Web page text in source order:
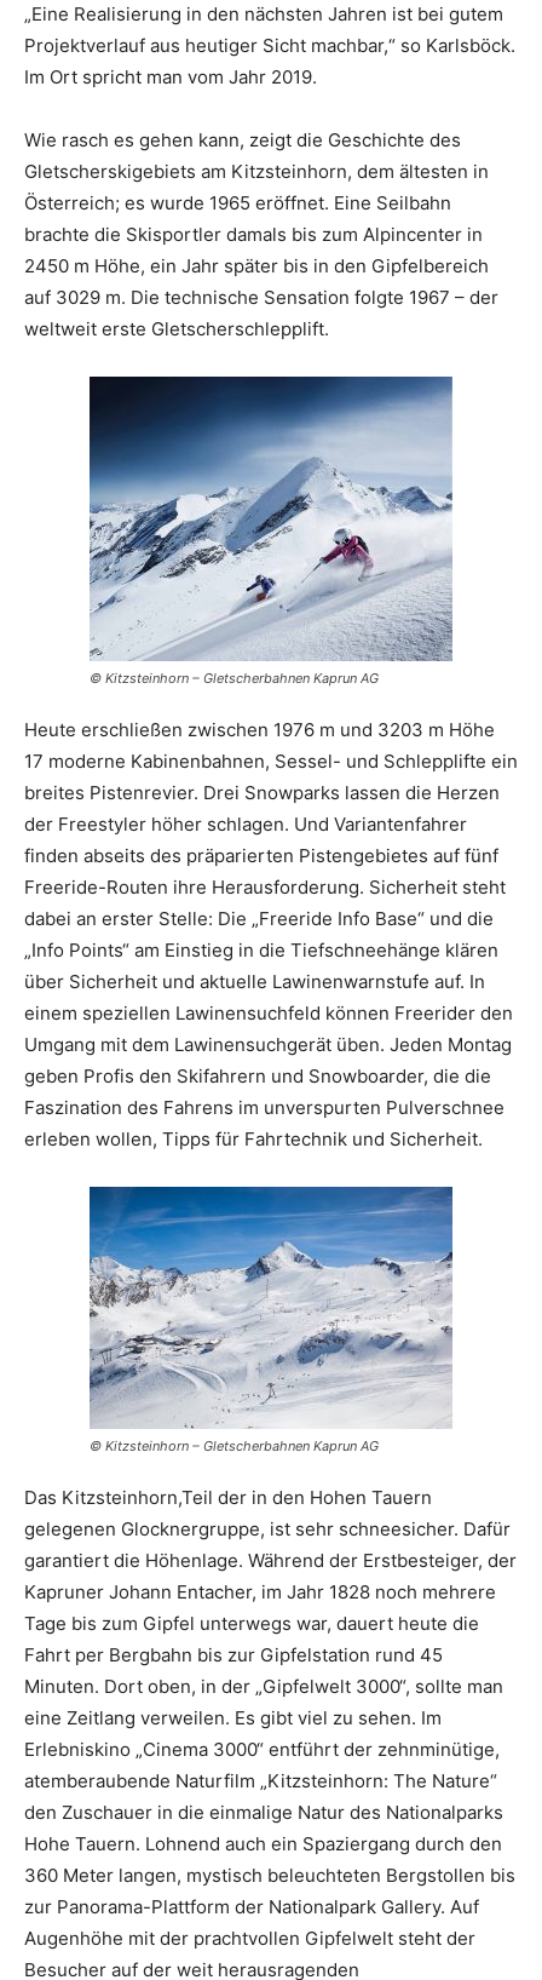
„Eine Realisierung in den nächsten Jahren ist bei gutem
Projektverlauf aus heutiger Sicht machbar,“ so Karlsböck.
Im Ort spricht man vom Jahr 2019.
Wie rasch es gehen kann, zeigt die Geschichte des
Gletscherskigebiets am Kitzsteinhorn, dem ältesten in
Österreich; es wurde 1965 eröffnet. Eine Seilbahn
brachte die Skisportler damals bis zum Alpincenter in
2450 m Höhe, ein Jahr später bis in den Gipfelbereich
auf 3029 m. Die technische Sensation folgte 1967 – der
weltweit erste Gletscherschlepplift.
© Kitzsteinhorn – Gletscherbahnen Kaprun AG
Heute erschließen zwischen 1976 m und 3203 m Höhe
17 moderne Kabinenbahnen, Sessel- und Schlepplifte ein
breites Pistenrevier. Drei Snowparks lassen die Herzen
der Freestyler höher schlagen. Und Variantenfahrer
finden abseits des präparierten Pistengebietes auf fünf
Freeride-Routen ihre Herausforderung. Sicherheit steht
dabei an erster Stelle: Die „Freeride Info Base“ und die
„Info Points“ am Einstieg in die Tiefschneehänge klären
über Sicherheit und aktuelle Lawinenwarnstufe auf. In
einem speziellen Lawinensuchfeld können Freerider den
Umgang mit dem Lawinensuchgerät üben. Jeden Montag
geben Profis den Skifahrern und Snowboarder, die die
Faszination des Fahrens im unverspurten Pulverschnee
erleben wollen, Tipps für Fahrtechnik und Sicherheit.
© Kitzsteinhorn – Gletscherbahnen Kaprun AG
Das Kitzsteinhorn,Teil der in den Hohen Tauern
gelegenen Glocknergruppe, ist sehr schneesicher. Dafür
garantiert die Höhenlage. Während der Erstbesteiger, der
Kapruner Johann Entacher, im Jahr 1828 noch mehrere
Tage bis zum Gipfel unterwegs war, dauert heute die
Fahrt per Bergbahn bis zur Gipfelstation rund 45
Minuten. Dort oben, in der „Gipfelwelt 3000“, sollte man
eine Zeitlang verweilen. Es gibt viel zu sehen. Im
Erlebniskino „Cinema 3000“ entführt der zehnminütige,
atemberaubende Naturfilm „Kitzsteinhorn: The Nature“
den Zuschauer in die einmalige Natur des Nationalparks
Hohe Tauern. Lohnend auch ein Spaziergang durch den
360 Meter langen, mystisch beleuchteten Bergstollen bis
zur Panorama-Plattform der Nationalpark Gallery. Auf
Augenhöhe mit der prachtvollen Gipfelwelt steht der
Besucher auf der weit herausragenden